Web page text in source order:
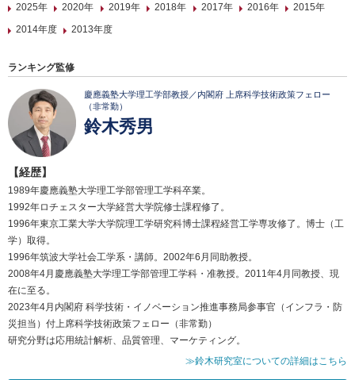
2025年
2020年 2019年 2018年 2017年 2016年
2015年
2014年度
2013年度
ランキング監修
慶應義塾大学理工学部教授／内閣府 上席科学技術政策フェロー
（非常勤）
鈴木秀男
【経歴】
1989年慶應義塾大学理工学部管理工学科卒業。
1992年ロチェスター大学経営大学院修士課程修了。
1996年東京工業大学大学院理工学研究科博士課程経営工学専攻修了。博士（工
学）取得。
1996年筑波大学社会工学系・講師。2002年6月同助教授。
2008年4月慶應義塾大学理工学部管理工学科・准教授。2011年4月同教授、現
在に至る。
2023年4月内閣府 科学技術・イノベーション推進事務局参事官（インフラ・防
災担当）付上席科学技術政策フェロー（非常勤）
研究分野は応用統計解析、品質管理、マーケティング。
≫鈴木研究室についての詳細はこちら